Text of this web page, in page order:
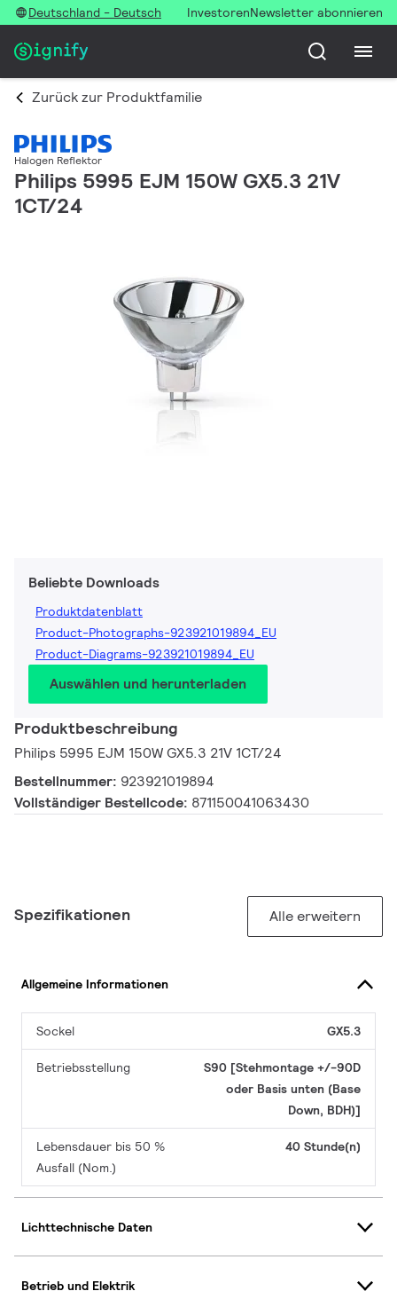
Deutschland - Deutsch InvestorenNewsletter abonnieren
Zurück zur Produktfamilie
Halogen Reflektor
Philips 5995 EJM 150W GX5.3 21V
1CT/24
Beliebte Downloads
Produktdatenblatt
Product-Photographs-923921019894_EU
Product-Diagrams-923921019894_EU
Auswählen und herunterladen
Produktbeschreibung
Philips 5995 EJM 150W GX5.3 21V 1CT/24
Bestellnummer: 923921019894
Vollständiger Bestellcode: 871150041063430
Spezifikationen Alle erweitern
Allgemeine Informationen
Sockel GX5.3
Betriebsstellung
S90 [Stehmontage +/-90D
oder Basis unten (Base
Down, BDH)]
Lebensdauer bis 50 %
Ausfall (Nom.)
40 Stunde(n)
Lichttechnische Daten
Betrieb und Elektrik